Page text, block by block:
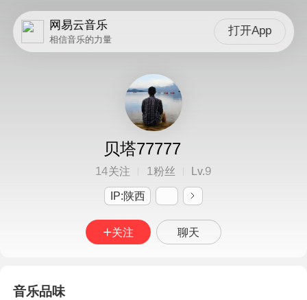
网易云音乐
相信音乐的力量
打开App
贝塔77777
14关注 1粉丝 Lv.9
IP:陕西
关注 聊天
音乐品味